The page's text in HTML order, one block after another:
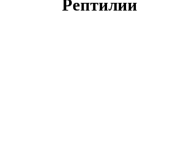
Рептилии